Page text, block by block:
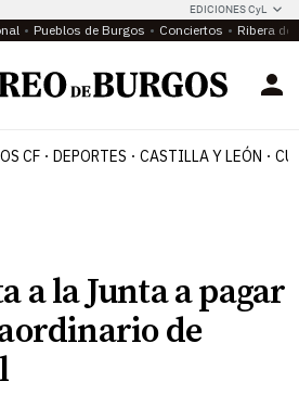
EDICIONES CyL
Pueblos de Burgos Conciertos Ribera del
CF DEPORTES CASTILLA Y LEÓN
a la Junta a pagar
de